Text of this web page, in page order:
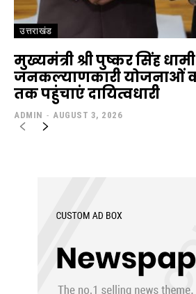
उत्तराखंड
मुख्यमंत्री श्री पुष्कर सिंह
जनकल्याणकारी योजनाओं को
तक पहुंचाएं दायित्वधारी
ADMIN - AUGUST 3, 2026